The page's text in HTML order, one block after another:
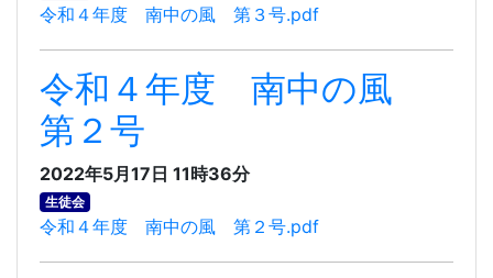
令和４年度 南中の風 第３号.pdf
令和４年度 南中の風
第２号
2022年5月17日 11時36分
生徒会
令和４年度 南中の風 第２号.pdf